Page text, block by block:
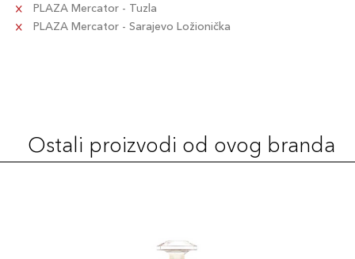
PLAZA Mercator - Tuzla
PLAZA Mercator - Sarajevo Ložionička
Ostali proizvodi od ovog branda